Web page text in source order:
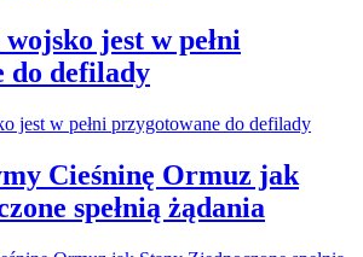
jest w pełni
do defilady
Cieśninę Ormuz jak
spełnią żądania